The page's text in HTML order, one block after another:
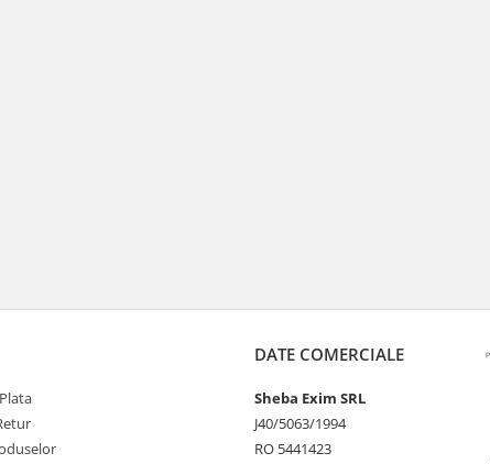
DATE COMERCIALE
Sheba Exim SRL
J40/5063/1994
RO 5441423